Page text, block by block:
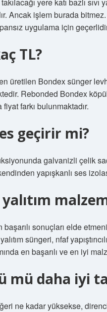
Ancak işlem burada
uygulama için
TL?
üretilen Bondex sünger
Rebonded Bondex
farkı bulunmaktadır.
geçirir mi?
galvanizli çelik
yapışkanlı ses
yalıtım
başarılı sonuçları elde
süngeri, nfaf
en başarılı ve en iyi
mü daha iyi
ne kadar yüksekse,